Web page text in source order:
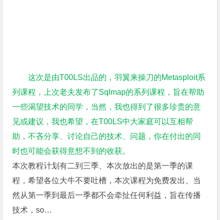
这次是由T00LS出品的，羽翼来操刀的Metasploit系
列课程，上次老夫发布了Sqlmap的系列课程，旨在帮助
一些渴望技术的同学，当然，我也得到了很多珍贵的意
见或建议，我也希望，在T00LS中大家庭可以互相帮
助，不吝分享、讨论自己的技术、问题，你在付出的同
时也可能会获得意想不到的收获。
本次教程计划有二到三季、本次放出的是第一季的课
程，希望各位大牛不要吐槽，本次课程为免费发出、当
然从第一季到最后一季都不会牵扯任何利益，旨在传播
技术，so…